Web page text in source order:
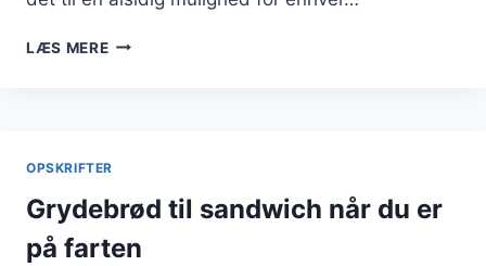
LÆS MEREGRYDEBRØD
OPSKRIFTER
Grydebrød til sandwich når du er
på farten